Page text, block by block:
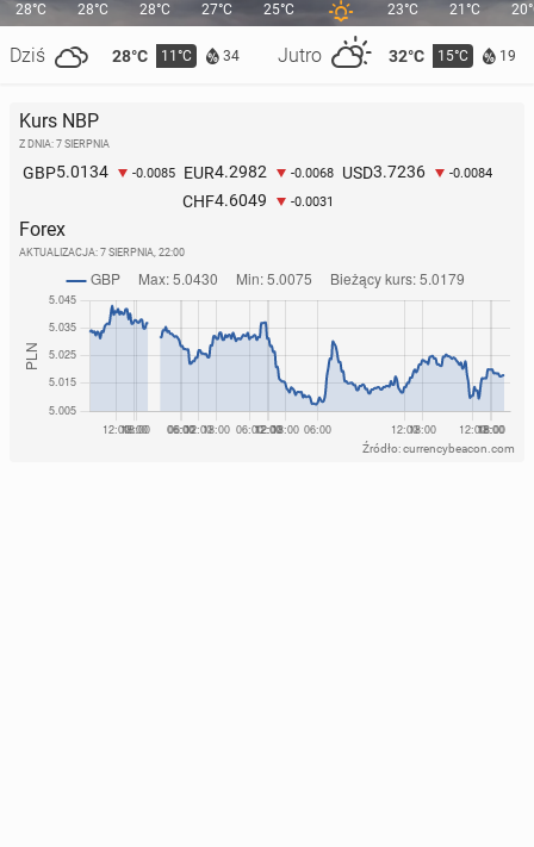
28°C
Dziś 28°C 11°C 34 Jutro 32°C 15°C 19
28°C 28°C 27°C 25°C 23°C 21°C
Kurs NBP
Z DNIA: 7 SIERPNIA
GBP5.0134 -0.0085 EUR4.2982 -0.0068 USD3.7236 -0.0084
CHF4.6049 -0.0031
Forex
AKTUALIZACJA: 7 SIERPNIA, 22:00
Źródło: currencybeacon.com